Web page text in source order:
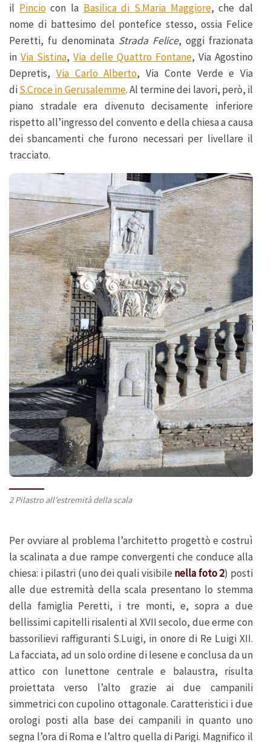
il Pinciocon la Basilica di S.Maria Maggiore, che dal
nome di battesimo del pontefice stesso, ossia Felice
Peretti, fu denominata Strada Felice, oggi frazionata
inVia Sistina,Via delle Quattro Fontane, Via Agostino
Depretis, Via Carlo Alberto, Via Conte Verde e Via
diS.Croce in Gerusalemme. Al termine dei lavori, però, il
piano stradale era divenuto decisamente inferiore
rispetto all’ingresso del convento e della chiesa a causa
dei sbancamenti che furono necessari per livellare il
tracciato.
2 Pilastro all’estremità della scala
Per ovviare al problema l’architetto progettò e costruì
la scalinata a due rampe convergenti che conduce alla
chiesa: i pilastri (uno dei quali visibilenella foto 2) posti
alle due estremità della scala presentano lo stemma
della famiglia Peretti, i tre monti, e, sopra a due
bellissimi capitelli risalenti al XVII secolo, due erme con
bassorilievi raffiguranti S.Luigi, in onore di Re Luigi XII.
La facciata, ad un solo ordine di lesene e conclusa da un
attico con lunettone centrale e balaustra, risulta
proiettata verso l’alto grazie ai due campanili
simmetrici con cupolino ottagonale. Caratteristici i due
orologi posti alla base dei campanili in quanto uno
segna l’ora di Roma e l’altro quella di Parigi. Magnifico il